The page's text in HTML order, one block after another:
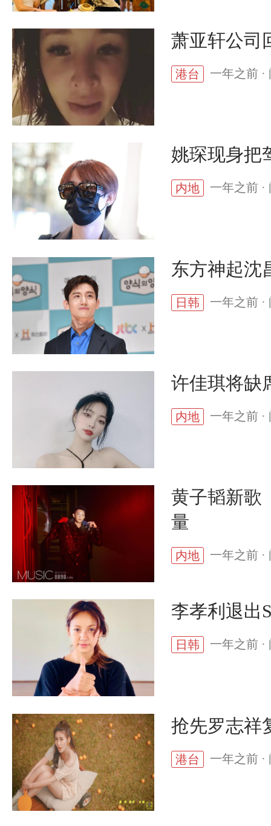
萧亚轩公司
港台 一年之前 ·
姚琛现身把
内地 一年之前 ·
东方神起沈
日韩 一年之前 ·
许佳琪将缺
内地 一年之前 ·
黄子韬新歌
量
内地 一年之前 ·
李孝利退出
日韩 一年之前 ·
抢先罗志祥
港台 一年之前 ·